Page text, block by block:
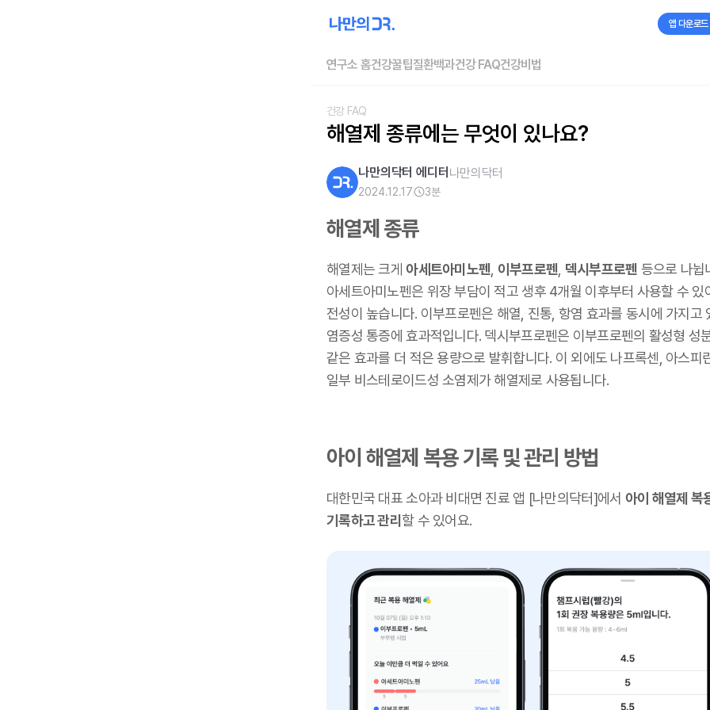
앱 다운로드
연구소 홈건강꿀팁질환백과건강 FAQ건강비법
건강 FAQ
해열제 종류에는 무엇이 있나요?
나만의닥터 에디터 나만의닥터
2024.12.17 3분
해열제 종류
해열제는 크게 아세트아미노펜 이부프로펜 덱시부프로펜 등으로 나뉩
아세트아미노펜은 위장 부담이 적고 생후 4개월 이후부터 사용할 수 있
전성이 높습니다. 이부프로펜은 해열, 진통, 항염 효과를 동시에 가지고
염증성 통증에 효과적입니다. 덱시부프로펜은 이부프로펜의 활성형 성
같은 효과를 더 적은 용량으로 발휘합니다. 이 외에도 나프록센, 아스피
일부 비스테로이드성 소염제가 해열제로 사용됩니다.
아이 해열제 복용 기록 및 관리 방법
대한민국 대표 소아과 비대면 진료 앱 [나만의닥터]에서 아이 해열제 복
기록하고 관리할 수 있어요.